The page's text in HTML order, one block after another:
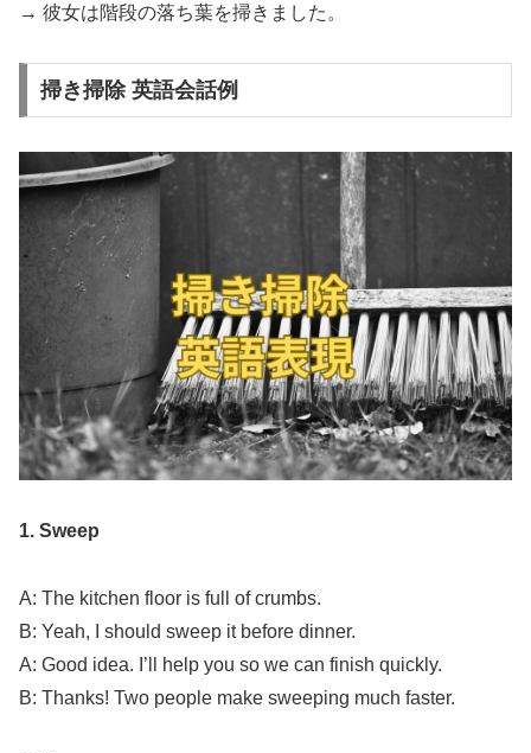
→ 彼女は階段の落ち葉を掃きました。
掃き掃除 英語会話例
1. Sweep
A: The kitchen floor is full of crumbs.
B: Yeah, I should sweep it before dinner.
A: Good idea. I’ll help you so we can finish quickly.
B: Thanks! Two people make sweeping much faster.